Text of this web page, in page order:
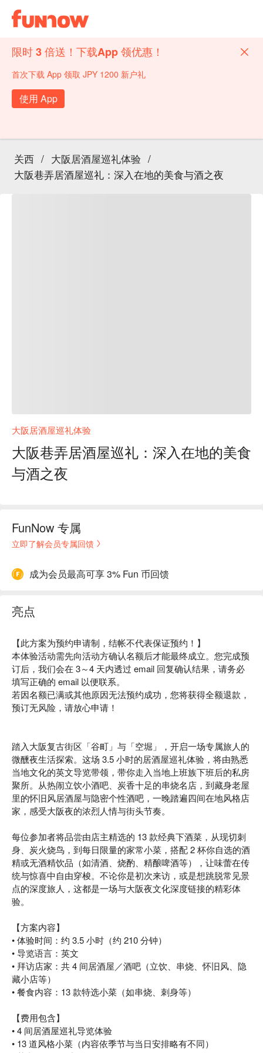
限时 3 倍送！下载App 领优惠！
首次下载 App 领取 JPY 1200 新户礼
使用 App
关西 / 大阪居酒屋巡礼体验 /
大阪巷弄居酒屋巡礼：深入在地的美食与酒之夜
大阪居酒屋巡礼体验
大阪巷弄居酒屋巡礼：深入在地的美食
与酒之夜
FunNow 专属
立即了解会员专属回馈
成为会员最高可享 3% Fun 币回馈
亮点
【此方案为预约申请制，结帐不代表保证预约！】
本体验活动需先向活动方确认名额后才能最终成立。您完成预
订后，我们会在 3～4 天内透过 email 回复确认结果，请务必
填写正确的 email 以便联系。
若因名额已满或其他原因无法预约成功，您将获得全额退款，
预订无风险，请放心申请！
踏入大阪复古街区「谷町」与「空堀」，开启一场专属旅人的
微醺夜生活探索。这场 3.5 小时的居酒屋巡礼体验，将由熟悉
当地文化的英文导览带领，带你走入当地上班族下班后的私房
聚所。从热闹立饮小酒吧、炭香十足的串烧名店，到藏身老屋
里的怀旧风居酒屋与隐密个性酒吧，一晚踏遍四间在地风格店
家，感受大阪夜的浓烈人情与街头节奏。
每位参加者将品尝由店主精选的 13 款经典下酒菜，从现切刺
身、炭火烧鸟，到每日限量的家常小菜，搭配 2 杯你自选的酒
精或无酒精饮品（如清酒、烧酌、精酿啤酒等），让味蕾在传
统与惊喜中自由穿梭。不论你是初次来访，或是想跳脱常见景
点的深度旅人，这都是一场与大阪夜文化深度链接的精彩体
验。
【方案内容】
• 体验时间：约 3.5 小时（约 210 分钟）
• 导览语言：英文
• 拜访店家：共 4 间居酒屋／酒吧（立饮、串烧、怀旧风、隐
藏小店等）
• 餐食内容：13 款特选小菜（如串烧、刺身等）
【费用包含】
• 4 间居酒屋巡礼导览体验
• 13 道风格小菜（内容依季节与当日安排略有不同）